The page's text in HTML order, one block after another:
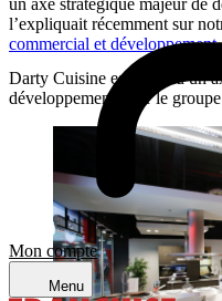
Mon compte
Menu
l’expliquait récemment sur
commercial et
Darty Cuisine est devenu un
développement pour le